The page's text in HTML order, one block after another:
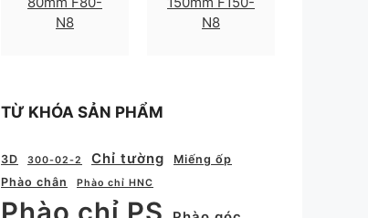
N8
N8
TỪ KHÓA SẢN PHẨM
3D 300-02-2 Chỉ tường
Miếng ốp
Phào chân
Phào chỉ HNC